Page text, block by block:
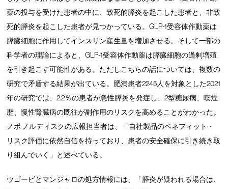
薬の投与を受けた患者の中に、致死的膵炎を起こした患者と、非致
死的膵炎を起こした患者が見つかっている。GLP-1受容体作動薬は
膵臓細胞に作用してインスリン産生量を増加させる。そして一部の
科学者の理論によると、GLP-1受容体作動薬は膵臓細胞の過剰増殖
を引き起こす可能性がある。ただしこちらの話については、複数の
研究で矛盾する結果が出ている。肥満患者2245人を対象とした2021
年の研究では、2.2％の患者が急性膵炎を発症し、2型糖尿病、喫煙
歴、慢性腎臓病の既往が副作用のリスクを高めることがわかった。
ノボ ノルディスクの広報担当者は、「自社製品のベネフィット・
リスク評価に依然自信を持っており、患者の安全確保に引き続き取
り組んでいく」と述べている。
ウゴービとマンジャロの処方情報には、「膵炎が疑われる場合は、